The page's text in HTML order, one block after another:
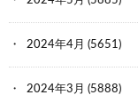
2024年4月 (5651)
2024年3月 (5888)